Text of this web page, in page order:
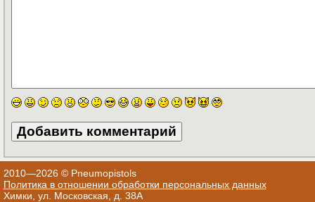
2010—2026 © Pneumopistols
Политика в отношении обработки персональных данных
Химки, ул. Московская, д. 38А